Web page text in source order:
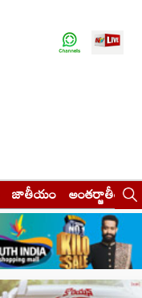
జాతీయం అంతర్జాతీయం